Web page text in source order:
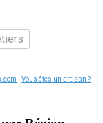
-Vous êtes un artisan ?